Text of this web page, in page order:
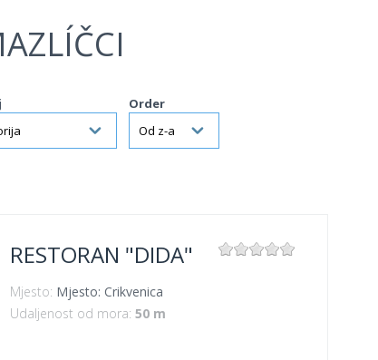
Order
RESTORAN "DIDA"
Mjesto: Mjesto: Crikvenica
Udaljenost od mora: 50 m